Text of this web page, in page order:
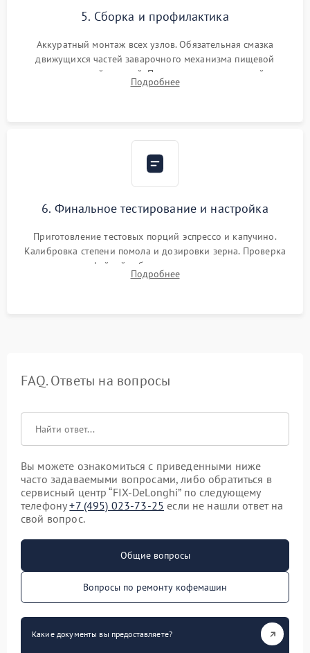
5. Сборка и профилактика
Аккуратный монтаж всех узлов. Обязательная смазка
движущихся частей заварочного механизма пищевой
силиконовой смазкой. Проведение программной
декальцинации и очистки системы от кофейных масел.
Подробнее
6. Финальное тестирование и настройка
Приготовление тестовых порций эспрессо и капучино.
Калибровка степени помола и дозировки зерна. Проверка
плотности кофейной таблетки, температуры напитка и
качества молочной пены. Контроль отсутствия посторонних
Подробнее
FAQ. Ответы на вопросы
Вы можете ознакомиться с приведенными ниже
часто задаваемыми вопросами, либо обратиться в
сервисный центр “FIX-DeLonghi” по следующему
телефону+7 (495) 023-73-25 если не нашли ответ на
свой вопрос.
Общие вопросы
Вопросы по ремонту кофемашин
Какие документы вы предоставляете?